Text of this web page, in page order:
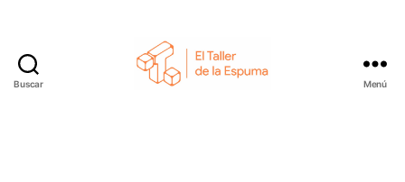
Buscar Menú